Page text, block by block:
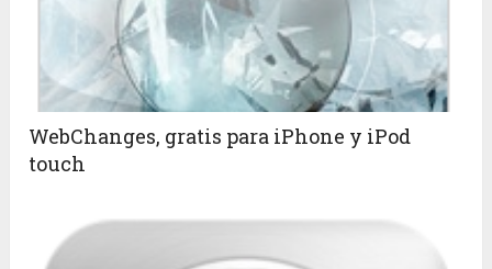
WebChanges, gratis para iPhone y iPod
touch